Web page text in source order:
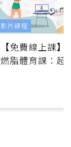
【免費線上課
燃脂體育課：超
影片課程